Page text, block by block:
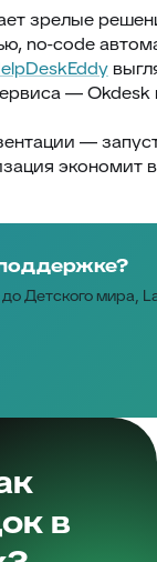
зрелые
no-code
—
—
Детского
в